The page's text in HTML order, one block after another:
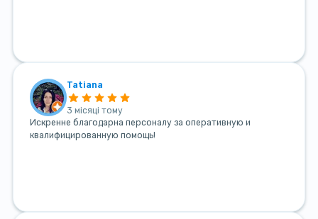
Tatiana
3 місяці тому
Искренне благодарна персоналу за оперативную и
квалифицированную помощь!